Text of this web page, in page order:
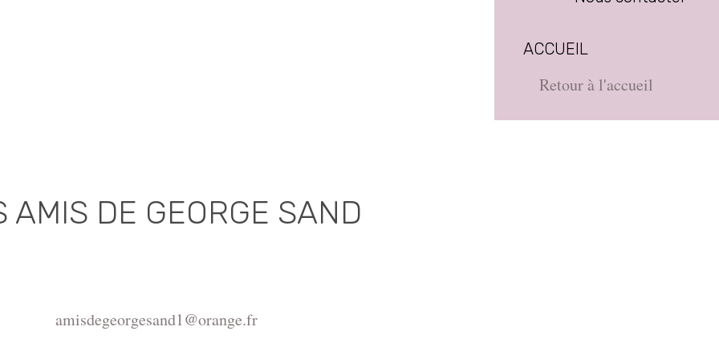
ACCUEIL
Retour à l'accueil
AMIS DE GEORGE SAND
amisdegeorgesand1@orange.fr